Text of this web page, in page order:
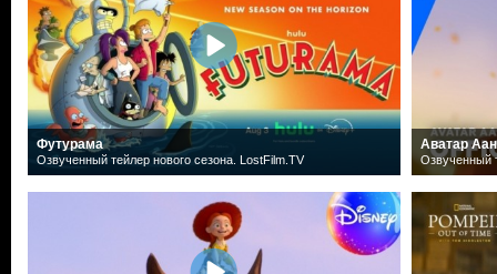
Футурама
Озвученный тейлер нового сезона. LostFilm.TV
Аватар
Озвученный